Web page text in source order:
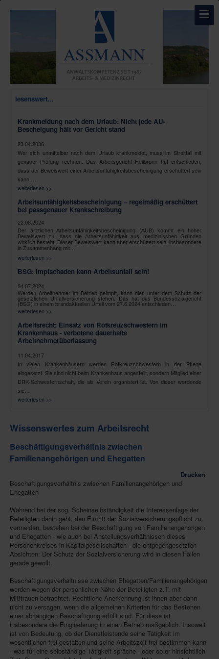
lesenswert...
Krankmeldung nach dem Urlaub: Nicht jede AU-
Bescheigung hält vor Gericht stand
23.04.2036
Wer sich unmittelbar nach dem Urlaub krankmeldet, muss im Streitfall mit
genauer Prüfung rechnen. Das Arbeitsgericht Heilbronn hat entschieden,
dass der Beweiswert einer Arbeitsunfähigkeitsbescheinigung erschüttert sein
kann,…
weiterlesen >>
Arbeitsunfähigkeitsbescheinigung – regelmäßig erschüttert
bei passgenauer Krankschreibung
22.08.2024
Der ärztlichen Arbeitsunfähigkeitsbescheinigung (AUB) kommt ein hoher
Beweiswert zu, dass die Arbeitsunfähigkeit aus medizinischen Gründen
wirklich besteht. Dieser Beweiswert kann aber erschüttert sein, insbesondere
in Zusammenhang mit…
weiterlesen >>
BSG: Impfschaden kann Arbeitsunfall sein!
04.07.2024
Werden Arbeitnehmer im Betrieb geimpft, kann dies unter dem Schutz der
gesetzlichen Unfallversicherung stehen. Das hat das Bundessozialgericht
(BSG) in einem brandaktuellen Urteil vom 27.6.2024 entschieden…
weiterlesen >>
Arbeitsrecht: Einsatz von Rotkreuzschwestern im
Krankenhaus - verbotene dauerhafte
Arbeitnehmerüberlassung
11.04.2017
In vielen Krankenhäusern werden Rotkreuzschwestern in der Pflege
eingesetzt. Sie sind nicht beim Krankenhaus angestellt, sondern Mitglied einer
DRK-Schwesternschaft, die als Verein organisiert ist. Von dieser werdende
sie…
weiterlesen >>
Wissenswertes zum Arbeitsrecht
Beschäftigungsverhältnis zwischen
Familienangehörigen und Ehegatten
Drucken
Beschäftigungsverhältnis zwischen Familienangehörigen und
Ehegatten
Während bei der sog. Scheinselbständigkeit die Interessenlage der
Beteiligten dahin geht, den Eintritt der Sozialversicherungspflicht zu
vermeiden, bestehen bei der Beschäftigung von Familienangehörigen
und Ehegatten - wie auch bei Anstellungsverhältnissen dieses
Personenkreises in Kapitalgesellschaften - die entgegengesetzten
Absichten: Der Schutz der Sozialversicherung wird in diesen Fällen
gerade gewollt.
Beschäftigungsverhältnisse zwischen Ehegatten/Familienangehörigen
werden wegen der persönlichen Nähe der Beteiligten z.T. mit
Mißtrauen betrachtet. Rechtliche Anerkennung ist ihnen aber dann
nicht zu versagen, wenn die allgemeinen Kriterien für das Bestehen
einer abhängigen Beschäftigung erfüllt sind. Für diese ist
insbesondere die Eingliederung in einen Betrieb maßgeblich. Insoweit
ist von Bedeutung, ob der Dienstleistende seine Tätigkeit im
wesentlichen frei gestalten und seine Arbeitszeit frei bestimmen kann
- was für eine selbständige Tätigkeit spräche - oder ob er hinsichtllich